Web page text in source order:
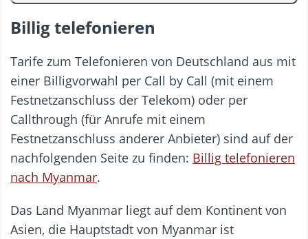
Billig telefonieren
Tarife zum Telefonieren von Deutschland aus mit
einer Billigvorwahl per Call by Call (mit einem
Festnetzanschluss der Telekom) oder per
Callthrough (für Anrufe mit einem
Festnetzanschluss anderer Anbieter) sind auf der
nachfolgenden Seite zu finden: Billig telefonieren
nach Myanmar.
Das Land Myanmar liegt auf dem Kontinent von
Asien, die Hauptstadt von Myanmar ist